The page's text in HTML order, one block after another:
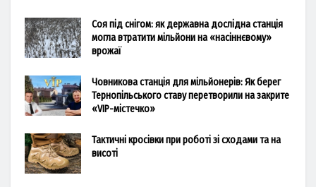
Соя під снігом: як державна дослідна станція
могла втратити мільйони на «насіннєвому»
врожаї
Човникова станція для мільйонерів: Як берег
Тернопільського ставу перетворили на закрите
«VIP-містечко»
Тактичні кросівки при роботі зі сходами та на
висоті